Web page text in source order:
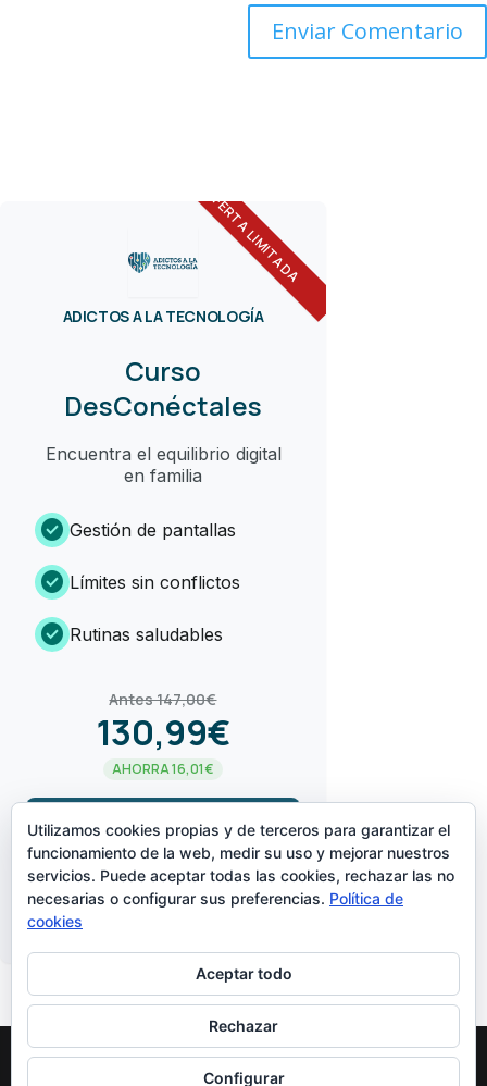
OFERTA LIMITADA
ADICTOS A LA TECNOLOGÍA
Curso
DesConéctales
Encuentra el equilibrio digital
en familia
check_circle Gestión de pantallas
check_circle Límites sin conflictos
check_circle Rutinas saludables
Antes 147,00€
130,99€
AHORRA 16,01€
¡LO QUIERO!arrow_forward
CREADO POR
Utilizamos cookies propias y de terceros para garantizar el
funcionamiento de la web, medir su uso y mejorar nuestros
servicios. Puede aceptar todas las cookies, rechazar las no
necesarias o configurar sus preferencias. Política de
cookies
Aceptar todo
Rechazar
Configurar